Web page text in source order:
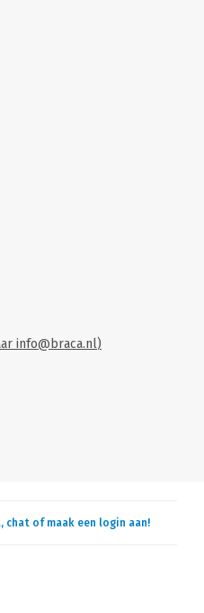
info@braca.nl)
chat of maak een login aan!